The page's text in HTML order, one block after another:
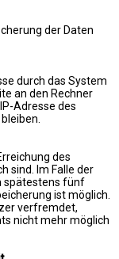
der Daten
durch das System
an den Rechner
Adresse des
des
sind. Im Falle der
spätestens fünf
ist möglich.
verfremdet,
nicht mehr möglich